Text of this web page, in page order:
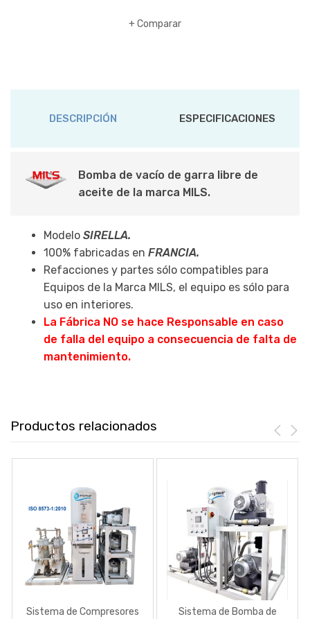
Comparar
DESCRIPCIÓN ESPECIFICACIONES
Bomba de vacío de garra libre de
aceite de la marca MILS.
Modelo SIRELLA.
100% fabricadas en FRANCIA.
Refacciones y partes sólo compatibles para
Equipos de la Marca MILS, el equipo es sólo para
uso en interiores.
La Fábrica NO se hace Responsable en caso
de falla del equipo a consecuencia de falta de
mantenimiento.
Productos relacionados
Sistema de Compresores
Sistema de Bomba de